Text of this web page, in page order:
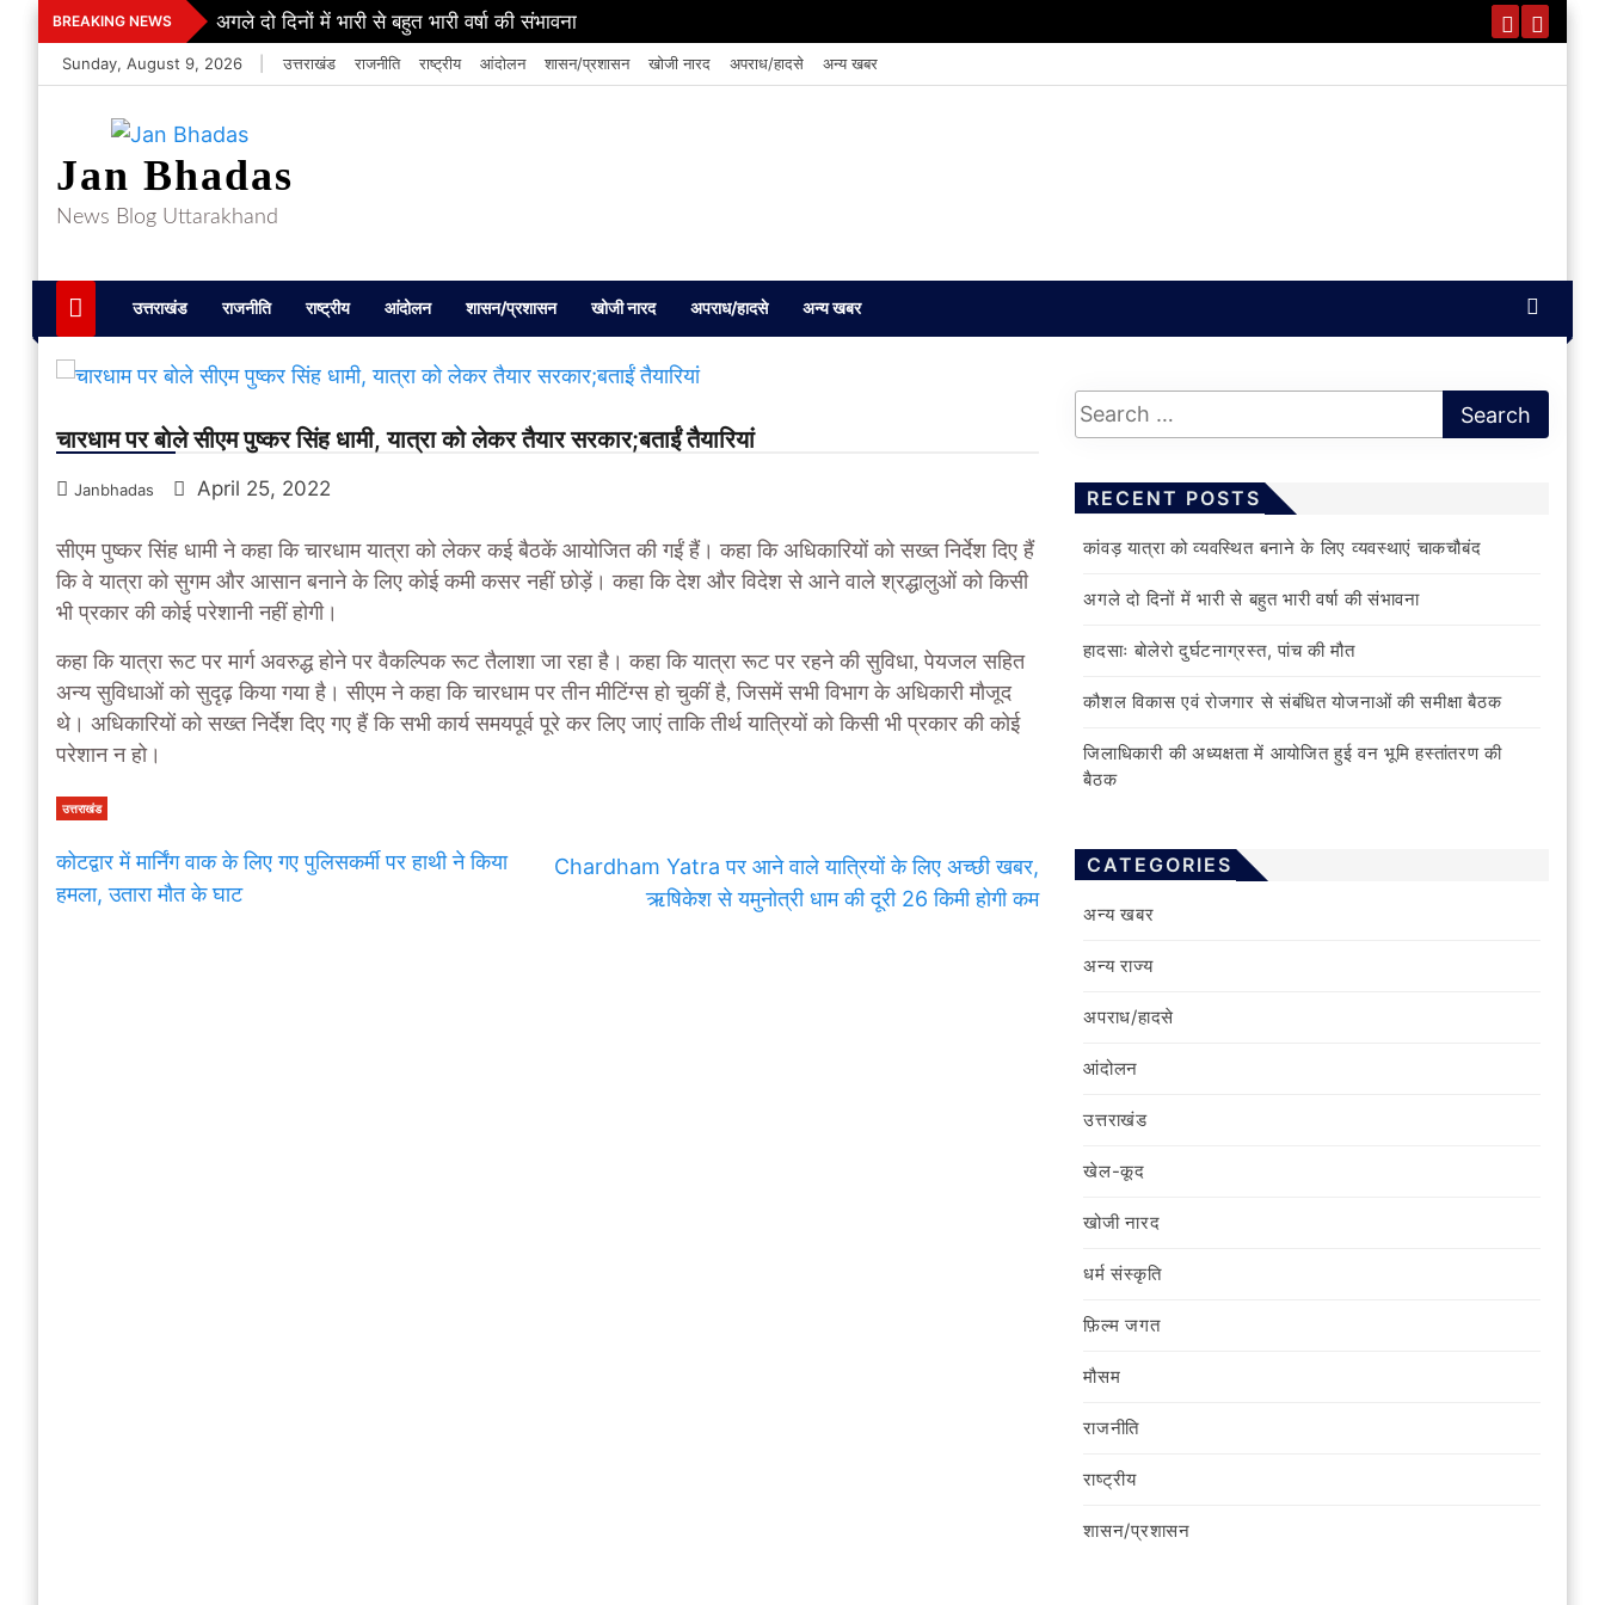
Skip
to
content
BREAKING NEWS अगले दो दिनों में भारी से बहुत भारी वर्षा की संभावना
Sunday, August 9, 2026 उत्तराखंड राजनीति राष्ट्रीय आंदोलन शासन/प्रशासन खोजी नारद अपराध/हादसे अन्य खबर
Jan Bhadas
News Blog Uttarakhand
उत्तराखंड राजनीति राष्ट्रीय आंदोलन शासन/प्रशासन खोजी नारद अपराध/हादसे अन्य खबर
चारधाम पर बाेले सीएम पुष्कर सिंह धामी, यात्रा को लेकर तैयार सरकार;बताईं तैयारियां
Janbhadas April 25, 2022
सीएम पुष्कर सिंह धामी ने कहा कि चारधाम यात्रा को लेकर कई बैठकें आयोजित की गईं हैं। कहा कि अधिकारियों को सख्त निर्देश दिए हैं
कि वे यात्रा को सुगम और आसान बनाने के लिए कोई कमी कसर नहीं छोड़ें। कहा कि देश और विदेश से आने वाले श्रद्धालुओं को किसी
भी प्रकार की कोई परेशानी नहीं होगी।
कहा कि यात्रा रूट पर मार्ग अवरुद्ध होने पर वैकल्पिक रूट तैलाशा जा रहा है। कहा कि यात्रा रूट पर रहने की सुविधा, पेयजल सहित
अन्य सुविधाओं को सुदृढ़ किया गया है। सीएम ने कहा कि चारधाम पर तीन मीटिंग्स हो चुकीं है, जिसमें सभी विभाग के अधिकारी मौजूद
थे। अधिकारियों को सख्त निर्देश दिए गए हैं कि सभी कार्य समयपूर्व पूरे कर लिए जाएं ताकि तीर्थ यात्रियों को किसी भी प्रकार की कोई
परेशान न हो।
उत्तराखंड
कोटद्वार में मार्निंग वाक के लिए गए पुलिसकर्मी पर हाथी ने किया
हमला, उतारा मौत के घाट
Chardham Yatra पर आने वाले यात्रियों के लिए अच्‍छी खबर,
ऋषिकेश से यमुनोत्री धाम की दूरी 26 किमी होगी कम
RECENT POSTS
कांवड़ यात्रा को व्यवस्थित बनाने के लिए व्यवस्थाएं चाकचौबंद
अगले दो दिनों में भारी से बहुत भारी वर्षा की संभावना
हादसाः बोलेरो दुर्घटनाग्रस्त, पांच की मौत
कौशल विकास एवं रोजगार से संबंधित योजनाओं की समीक्षा बैठक
जिलाधिकारी की अध्यक्षता में आयोजित हुई वन भूमि हस्तांतरण की
बैठक
CATEGORIES
अन्य खबर
अन्य राज्य
अपराध/हादसे
आंदोलन
उत्तराखंड
खेल-कूद
खोजी नारद
धर्म संस्कृति
फ़िल्‍म जगत
मौसम
राजनीति
राष्ट्रीय
शासन/प्रशासन